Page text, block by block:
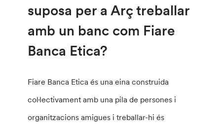
suposa per a Arç treballar
amb un banc com Fiare
Banca Etica?
Fiare Banca Etica és una eina construida
col·lectivament amb una pila de persones i
organitzacions amigues i treballar-hi és